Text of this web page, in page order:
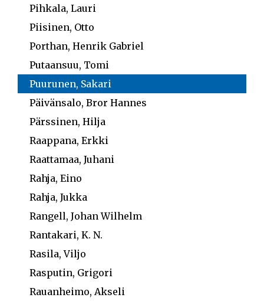
Pihkala, Lauri
Piisinen, Otto
Porthan, Henrik Gabriel
Putaansuu, Tomi
Puurunen, Sakari
Päivänsalo, Bror Hannes
Pärssinen, Hilja
Raappana, Erkki
Raattamaa, Juhani
Rahja, Eino
Rahja, Jukka
Rangell, Johan Wilhelm
Rantakari, K. N.
Rasila, Viljo
Rasputin, Grigori
Rauanheimo, Akseli